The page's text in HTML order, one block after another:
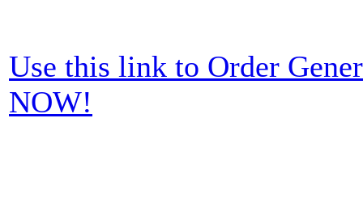
Use this link to Order
NOW!